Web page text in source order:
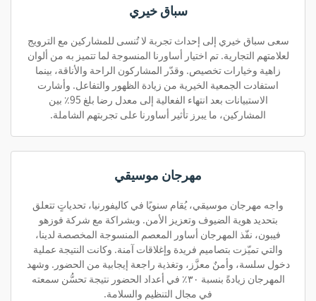
سباق خيري
سعى سباق خيري إلى إحداث تجربة لا تُنسى للمشاركين مع الترويج
لعلامتهم التجارية. تم اختيار أساورنا المنسوجة لما تتميز به من ألوان
زاهية وخيارات تخصيص. وقدّر المشاركون الراحة والأناقة، بينما
استفادت الجمعية الخيرية من زيادة الظهور والتفاعل. وأشارت
الاستبيانات بعد انتهاء الفعالية إلى معدل رضا بلغ 95٪ بين
المشاركين، ما يبرز تأثير أساورنا على تجربتهم الشاملة.
مهرجان موسيقي
واجه مهرجان موسيقي، يُقام سنويًا في كاليفورنيا، تحدياتٍ تتعلق
بتحديد هوية الضيوف وتعزيز الأمن. وبشراكة مع شركة فوزهو
فيبون، نفّذ المهرجان أساور المعصم المنسوجة المخصصة لدينا،
والتي تميّزت بتصاميم فريدة وإغلاقات آمنة. وكانت النتيجة عملية
دخول سلسة، وأمنٌ معزَّز، وتغذية راجعة إيجابية من الحضور. وشهد
المهرجان زيادةً بنسبة ٣٠٪ في أعداد الحضور نتيجة تحسُّن سمعته
في مجال التنظيم والسلامة.